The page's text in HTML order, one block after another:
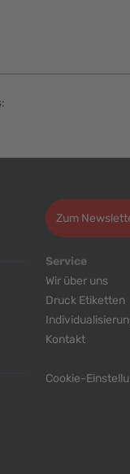
Zum
Service
Wir über uns
Druck Etiketten
Kontakt
Cookie-